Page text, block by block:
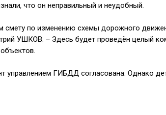
что он неправильный и неудобный.
смету по изменению схемы дорожного
УШКОВ. – Здесь будет проведён целый
управлением ГИБДД согласована. Однако